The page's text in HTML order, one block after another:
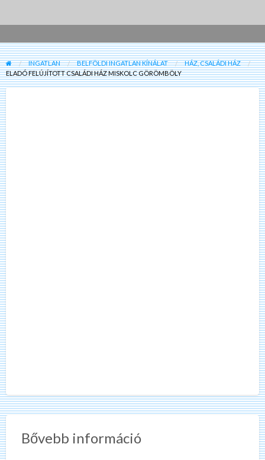
INGATLAN BELFÖLDI INGATLAN KÍNÁLAT
HÁZ, CSALÁDI HÁZ
ELADÓ FELÚJÍTOTT CSALÁDI HÁZ MISKOLC GÖRÖMBÖLY
Bővebb információ